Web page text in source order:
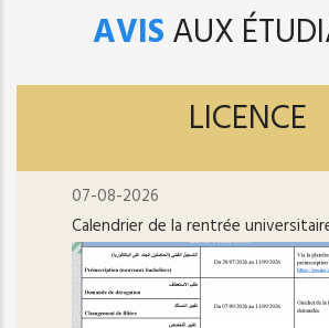
AVISAUX
LICENCE
07-08-2026
Calendrier de la rentrée